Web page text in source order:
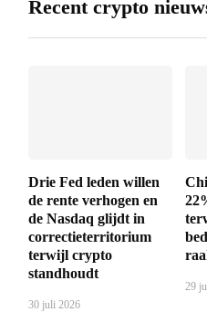
Recent crypto
Drie Fed leden willen
de rente verhogen en
de Nasdaq glijdt in
correctieterritorium
terwijl crypto
standhoudt
30 juli 2026
29